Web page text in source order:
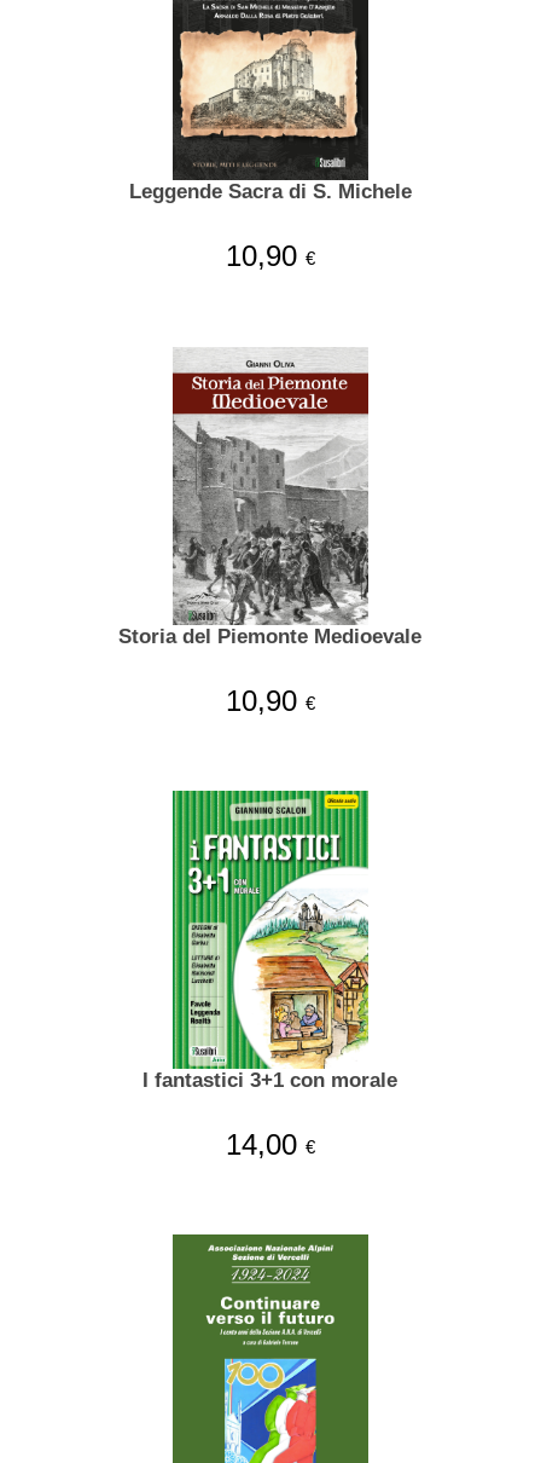
Leggende Sacra di S. Michele
10,90 €
Storia del Piemonte Medioevale
10,90 €
I fantastici 3+1 con morale
14,00 €